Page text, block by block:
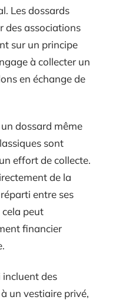
Les dossards
des associations
sur un principe
à collecter un
en échange de
dossard même
sont
effort de collecte.
de la
entre ses
peut
financier
incluent des
un vestiaire privé,